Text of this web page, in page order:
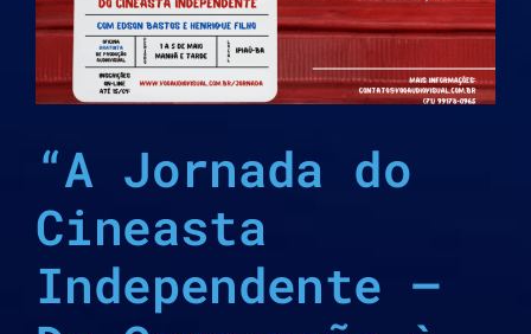
“A Jornada do
Cineasta
Independente –